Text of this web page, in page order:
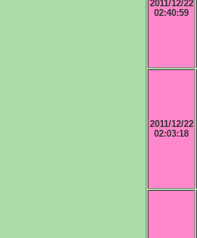
2011/12/22
02:40:59
2011/12/22
02:03:18